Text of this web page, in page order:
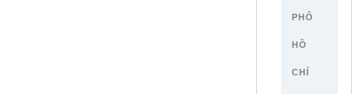
PHỐ
HỒ
CHÍ